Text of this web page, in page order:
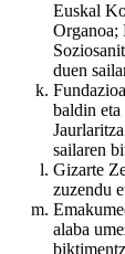
Euskal
Organoa;
duen
baldin
sailaren
Gizarte
zuzendu
alaba